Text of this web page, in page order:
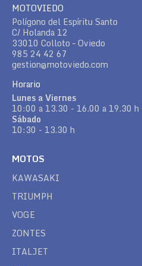
MOTOVIEDO
Polígono del Espíritu Santo
C/ Holanda 12
33010 Colloto – Oviedo
985 24 42 67
gestion@motoviedo.com
Horario
Lunes a Viernes
10:00 a 13.30 - 16.00 a 19.30 h
Sábado
10:30 - 13.30 h
MOTOS
KAWASAKI
TRIUMPH
VOGE
ZONTES
ITALJET